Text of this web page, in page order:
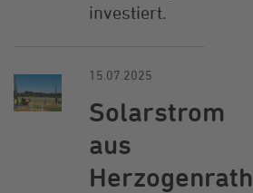
investiert.
15.07.2025
Solarstrom
aus
Herzogenrath